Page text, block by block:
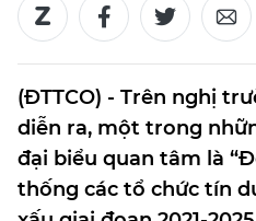
(ĐTTCO) - Trên nghị
diễn ra, một trong
đại biểu quan tâm là
thống các tổ chức tín